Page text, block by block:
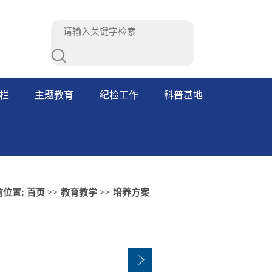
主题教育 纪检工作 科普基地
位置:首页 >>教育教学 >>培养方案